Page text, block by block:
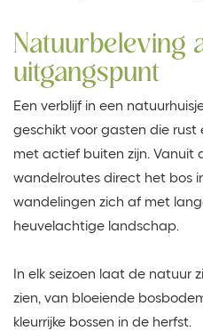
Natuurbeleving
uitgangspunt
Een verblijf in een
geschikt voor gasten die rust
met actief buiten zijn. Vanuit
wandelroutes direct het bos
wandelingen zich af met
heuvelachtige landschap.
In elk seizoen laat de natuur
zien, van bloeiende
kleurrijke bossen in de herfst.